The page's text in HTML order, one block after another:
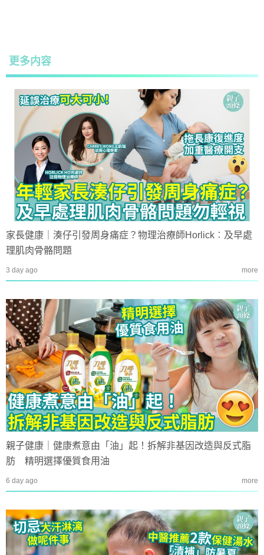
更多内容
家長健康｜湊仔引發周身痛症？物理治療師Horlick︰及早處
理肌肉骨骼問題
3 day ago more
親子健康｜健康煮意由「油」起！拆解非基因改造與反式脂
肪 精明選擇優質食用油
6 day ago more